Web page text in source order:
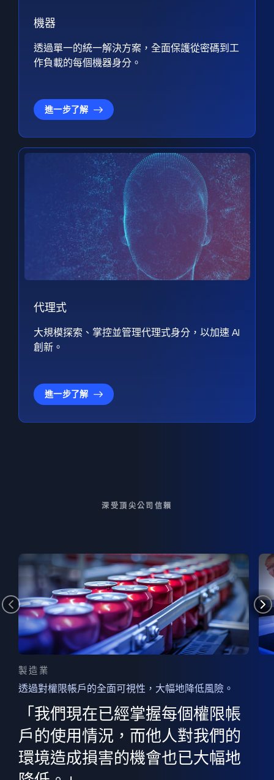
機器
透過單一的統一解決方案，全面保護從密碼到工
作負載的每個機器身分。
進一步了解
代理式
大規模探索、掌控並管理代理式身分，以加速 AI
創新。
進一步了解
深受頂尖公司信賴
製造業
透過對權限帳戶的全面可視性，大幅地降低風險。
「我們現在已經掌握每個權限帳
戶的使用情況，而他人對我們的
環境造成損害的機會也已大幅地